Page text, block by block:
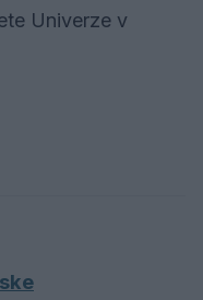
Univerze v